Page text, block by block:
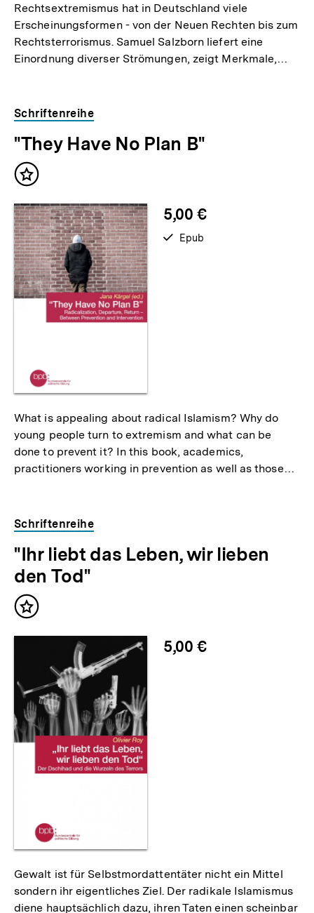
Rechtsextremismus hat in Deutschland viele
Erscheinungsformen - von der Neuen Rechten bis zum
Rechtsterrorismus. Samuel Salzborn liefert eine
Einordnung diverser Strömungen, zeigt Merkmale,…
Schriftenreihe
"They Have No Plan B"
Inhalt
5,00 €
verfügbar
Epub
What is appealing about radical Islamism? Why do
young people turn to extremism and what can be
done to prevent it? In this book, academics,
practitioners working in prevention as well as those…
Schriftenreihe
"Ihr liebt das Leben, wir lieben
den Tod"
Inhalt
5,00 €
Gewalt ist für Selbstmordattentäter nicht ein Mittel
sondern ihr eigentliches Ziel. Der radikale Islamismus
diene hauptsächlich dazu, ihren Taten einen scheinbar